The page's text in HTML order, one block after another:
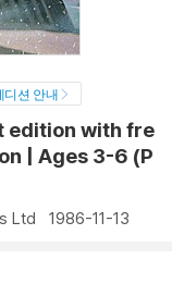
디션 안내
edition with fre
| Ages 3-6 (P
Ltd 1986-11-13